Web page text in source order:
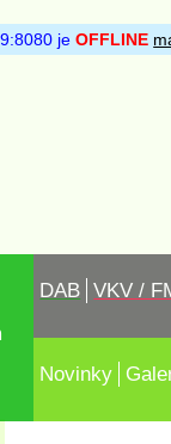
jeOFFLINE
DAB VKV /
Novinky